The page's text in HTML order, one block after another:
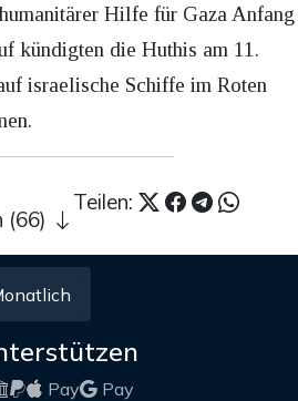
Hilfe für Gaza Anfang
kündigten die Huthis am 11.
israelische Schiffe im Roten
Teilen:
(66)
Pay
Pay